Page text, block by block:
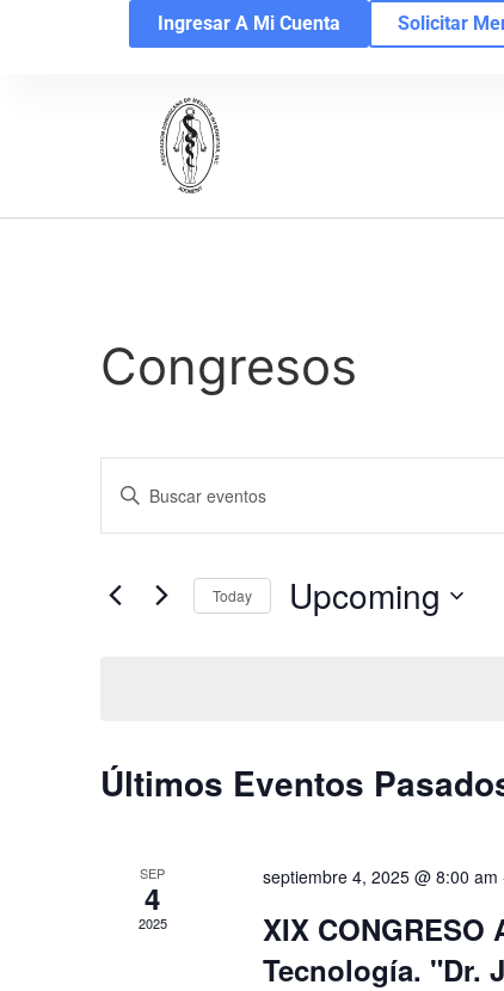
Ingresar A Mi Cuenta Solicitar
Congresos
Navegación
de
búsqueda
y
Introduce
clave.
para
Today Upcoming
Últimos Eventos
SEP
4
2025
septiembre 4, 2025 @ 8:00 am
XIX CONGRESO
Tecnología. "Dr.